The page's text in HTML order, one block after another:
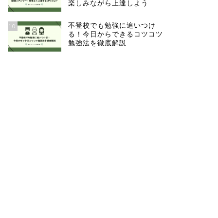
楽しみながら上達しよう
10
不登校でも勉強に追いつけ
る！今日からできるコツコツ
勉強法を徹底解説